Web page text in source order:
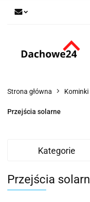
Strona główna
Przejścia solarne
Kategorie
Przejścia